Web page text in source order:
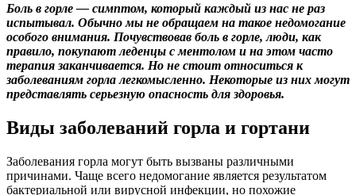
Боль в горле — симптом, который каждый из нас не раз
испытывал. Обычно мы не обращаем на такое недомогание
особого внимания. Почувствовав боль в горле, люди, как
правило, покупают леденцы с ментолом и на этом часто
терапия заканчивается. Но не стоит относиться к
заболеваниям горла легкомысленно. Некоторые из них могут
представлять серьезную опасность для здоровья.
Виды заболеваний горла и гортани
Заболевания горла могут быть вызваны различными
причинами. Чаще всего недомогание является результатом
бактериальной или вирусной инфекции, но похожие